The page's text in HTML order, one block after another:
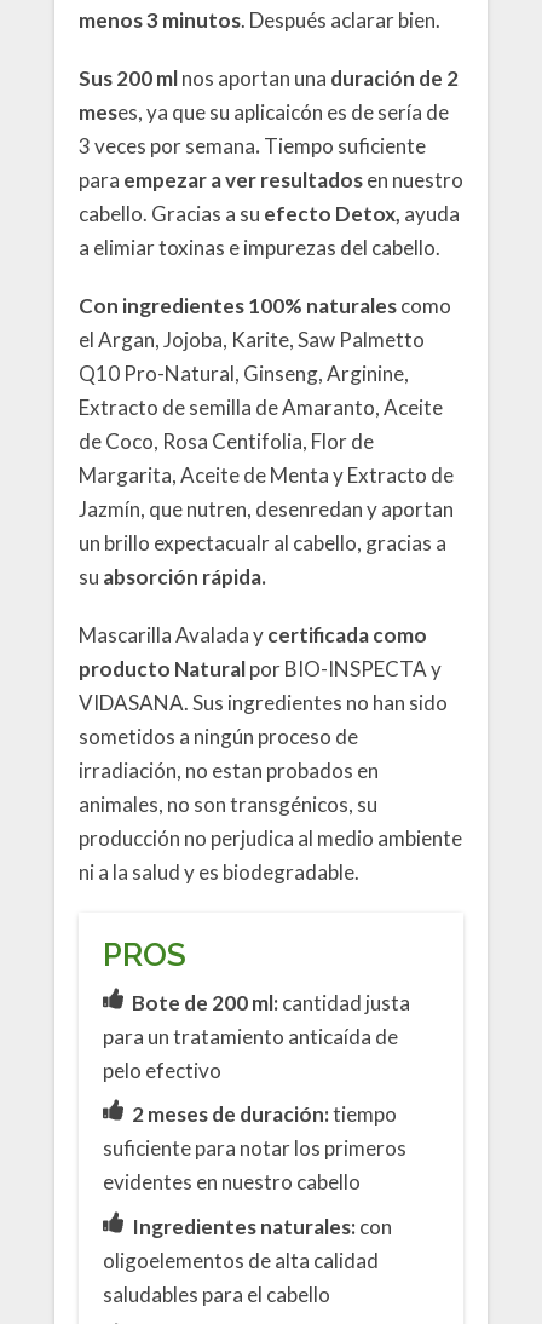
menos 3 minutos. Después aclarar bien.
Sus 200 mlnos aportan una duración de 2
meses, ya que su aplicaicón es de sería de
3 veces por semana.Tiempo suficiente
para empezar a ver resultadosen nuestro
cabello. Gracias a su efecto Detox, ayuda
a elimiar toxinas e impurezas del cabello.
Con ingredientes 100% naturalescomo
el Argan, Jojoba, Karite, Saw Palmetto
Q10 Pro-Natural, Ginseng, Arginine,
Extracto de semilla de Amaranto, Aceite
de Coco, Rosa Centifolia, Flor de
Margarita, Aceite de Menta y Extracto de
Jazmín, que nutren, desenredan y aportan
un brillo expectacualr al cabello, gracias a
su absorción rápida.
Mascarilla Avalada ycertificada como
producto Naturalpor BIO-INSPECTA y
VIDASANA. Sus ingredientes no han sido
sometidos a ningún proceso de
irradiación, no estan probados en
animales, no son transgénicos, su
producción no perjudica al medio ambiente
ni a la salud y es biodegradable.
PROS
Bote de 200 ml:cantidad justa
para un tratamiento anticaída de
pelo efectivo
2 meses de duración:tiempo
suficiente para notar los primeros
evidentes en nuestro cabello
Ingredientes naturales:con
oligoelementos de alta calidad
saludables para el cabello